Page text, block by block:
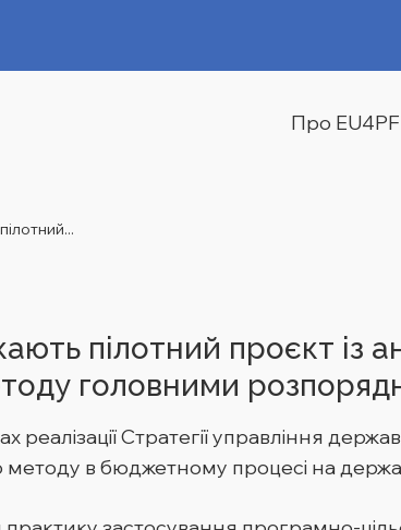
Про
пілотний проєкт із
головними
реалізації Стратегії управління
в бюджетному процесі на